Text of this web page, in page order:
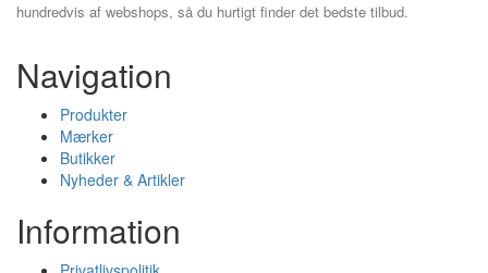
hundredvis af webshops, så du hurtigt finder det bedste tilbud.
Navigation
Produkter
Mærker
Butikker
Nyheder & Artikler
Information